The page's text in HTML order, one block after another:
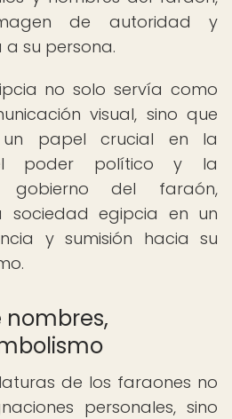
de autoridad y
su persona.
no solo servía como
visual, sino que
papel crucial en la
poder político y la
gobierno del faraón,
sociedad egipcia en un
y sumisión hacia su
nombres,
de los faraones no
personales, sino